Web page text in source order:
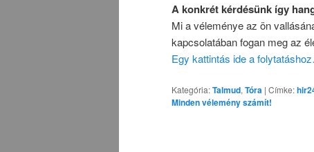
A konkrét kérdésünk így
Mi a véleménye az ön
kapcsolatában fogan meg az
Egy kattintás ide a
Kategória:Talmud, Tóra | Címke:
Minden vélemény számít!